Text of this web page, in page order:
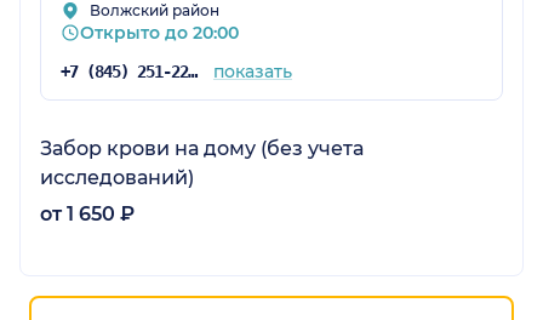
Волжский район
Открыто до 20:00
+7 (845) 251-22-51 показать
Забор крови на дому (без учета
исследований)
от 1 650 ₽